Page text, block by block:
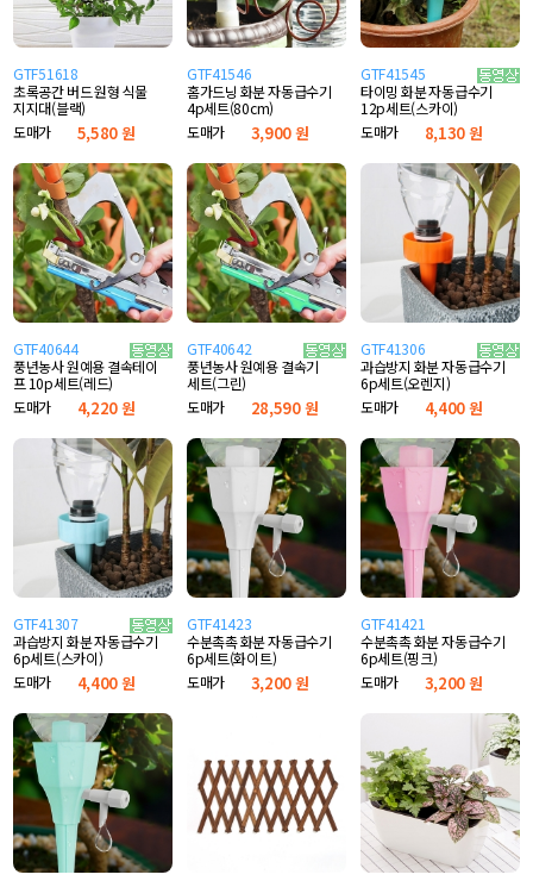
GTF51618
초록공간 버드 원형 식물
지지대(블랙)
도매가
5,580 원
GTF41546
홈가드닝 화분 자동급수기
4p세트(80cm)
도매가
3,900 원
GTF41545
타이밍 화분 자동급수기
12p세트(스카이)
도매가
8,130 원
GTF40644
풍년농사 원예용 결속테이
프 10p세트(레드)
도매가
4,220 원
GTF40642
풍년농사 원예용 결속기
세트(그린)
도매가
28,590 원
GTF41306
과습방지 화분 자동급수기
6p세트(오렌지)
도매가
4,400 원
GTF41307
과습방지 화분 자동급수기
6p세트(스카이)
도매가
4,400 원
GTF41423
수분촉촉 화분 자동급수기
6p세트(화이트)
도매가
3,200 원
GTF41421
수분촉촉 화분 자동급수기
6p세트(핑크)
도매가
3,200 원